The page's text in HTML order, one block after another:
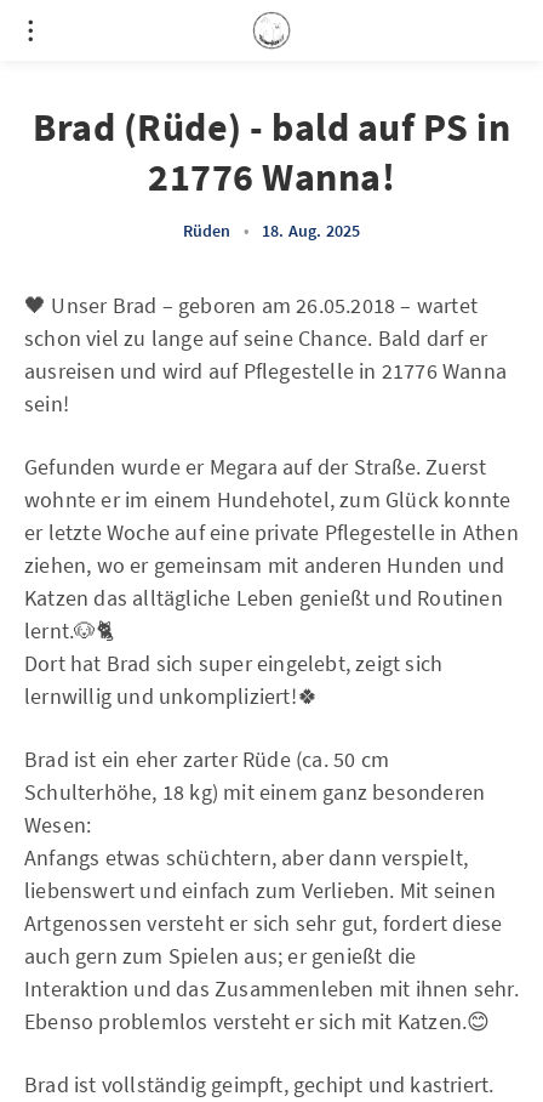
Brad (Rüde) - bald auf PS in
21776 Wanna!
Rüden • 18. Aug. 2025
🖤 Unser Brad – geboren am 26.05.2018 – wartet
schon viel zu lange auf seine Chance. Bald darf er
ausreisen und wird auf Pflegestelle in 21776 Wanna
sein!
Gefunden wurde er Megara auf der Straße. Zuerst
wohnte er im einem Hundehotel, zum Glück konnte
er letzte Woche auf eine private Pflegestelle in Athen
ziehen, wo er gemeinsam mit anderen Hunden und
Katzen das alltägliche Leben genießt und Routinen
lernt.🐶🐈
Dort hat Brad sich super eingelebt, zeigt sich
lernwillig und unkompliziert!🍀
Brad ist ein eher zarter Rüde (ca. 50 cm
Schulterhöhe, 18 kg) mit einem ganz besonderen
Wesen:
Anfangs etwas schüchtern, aber dann verspielt,
liebenswert und einfach zum Verlieben. Mit seinen
Artgenossen versteht er sich sehr gut, fordert diese
auch gern zum Spielen aus; er genießt die
Interaktion und das Zusammenleben mit ihnen sehr.
Ebenso problemlos versteht er sich mit Katzen.😊
Brad ist vollständig geimpft, gechipt und kastriert.